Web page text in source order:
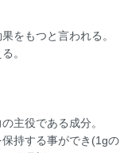
をもつと言われる。
。
主役である成分。
持する事ができ(1gの